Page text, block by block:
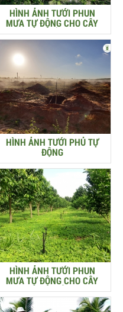
HÌNH ẢNH TƯỚI PHUN
MƯA TỰ ĐỘNG CHO CÂY
BƯỞI
HÌNH ẢNH TƯỚI PHỦ TỰ
ĐỘNG
HÌNH ẢNH TƯỚI PHUN
MƯA TỰ ĐỘNG CHO CÂY
MÃNG CẦU